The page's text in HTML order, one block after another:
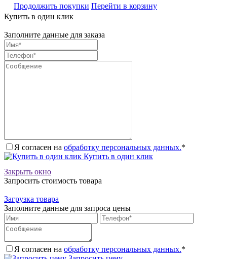
Продолжить покупки Перейти в корзину
Купить в один клик
Заполните данные для заказа
Я согласен на обработку персональных данных.*
Купить в один клик
Закрыть окно
Запросить стоимость товара
Загрузка товара
Заполните данные для запроса цены
Я согласен на обработку персональных данных.*